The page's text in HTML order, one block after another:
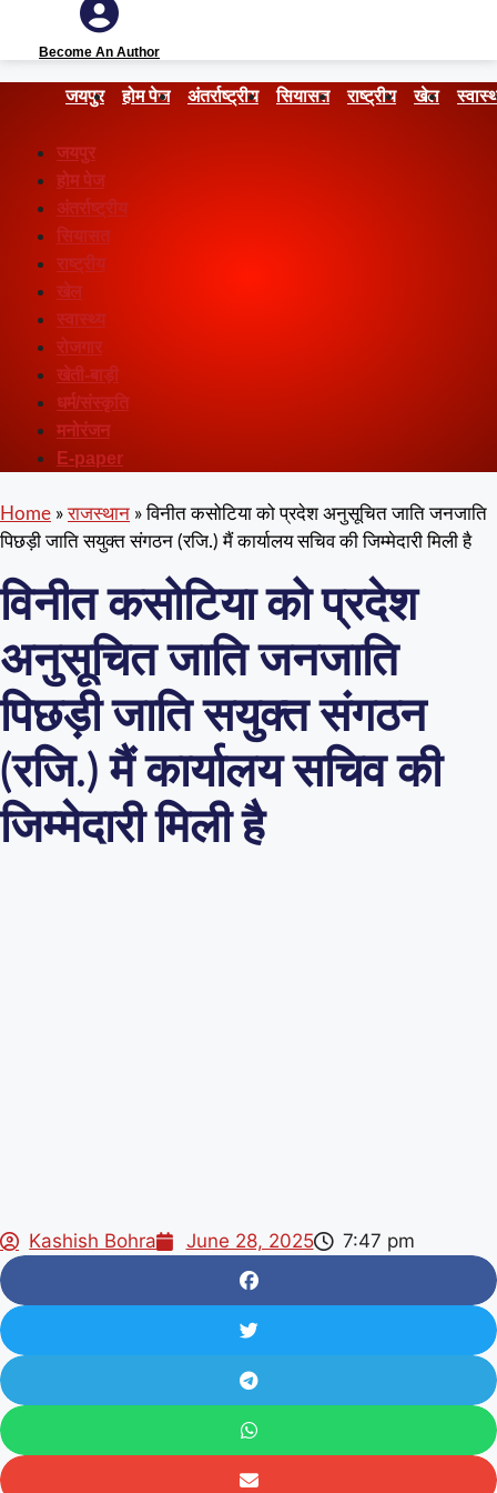
Become An Author
जयपुर होम पेज अंतर्राष्ट्रीय सियासत राष्ट्रीय खेल
जयपुर
होम पेज
अंतर्राष्ट्रीय
सियासत
राष्ट्रीय
खेल
स्वास्थ्य
रोजगार
खेती-बाड़ी
धर्म/संस्कृति
मनोरंजन
E-paper
Home » राजस्थान »विनीत कसोटिया को प्रदेश अनुसूचित जाति जनजाति
पिछड़ी जाति सयुक्त संगठन (रजि.) मैं कार्यालय सचिव की जिम्मेदारी मिली है
विनीत कसोटिया को प्रदेश
अनुसूचित जाति जनजाति
पिछड़ी जाति सयुक्त संगठन
(रजि.) मैं कार्यालय सचिव की
जिम्मेदारी मिली है
Kashish Bohra June 28, 2025 7:47 pm